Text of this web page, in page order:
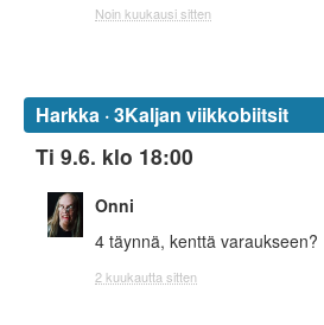
Noin kuukausi sitten
Harkka · 3Kaljan viikkobiitsit
Ti 9.6. klo 18:00
Onni
4 täynnä, kenttä varaukseen?
2 kuukautta sitten